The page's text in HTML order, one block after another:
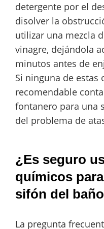
detergente por el
disolver la
utilizar una mezcla
vinagre, dejándola
minutos antes de
Si ninguna de estas
recomendable
fontanero para una
del problema de
¿Es seguro
químicos
sifón del
La pregunta